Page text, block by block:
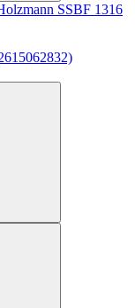
SSBF 1316